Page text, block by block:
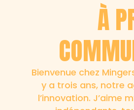
À
Bienvenue chez
y a trois ans, notre
l’innovation. J’aime